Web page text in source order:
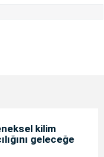
kilim
geleceğe